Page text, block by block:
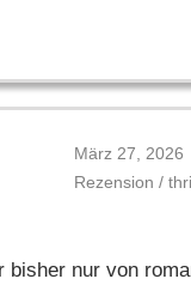
März 27, 2026
Rezension /
bisher nur von